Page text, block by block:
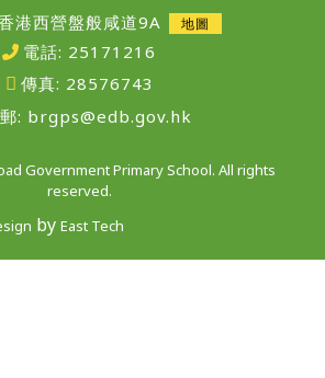
港西營盤般咸道9A 地圖
電話: 25171216
傳真: 28576743
: brgps@edb.gov.hk
Government Primary School. All rights
reserved.
by East Tech